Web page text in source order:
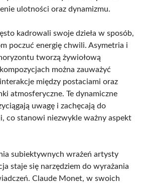
ulotności oraz dynamizmu.
kadrowali swoje dzieła w sposób,
poczuć energię chwili. Asymetria i
tworzą żywiołową
można zauważyć
między postaciami oraz
atmosferyczne. Te dynamiczne
uwagę i zachęcają do
co stanowi niezwykle ważny aspekt
subiektywnych wrażeń artysty
staje się narzędziem do wyrażania
Claude Monet, w swoich